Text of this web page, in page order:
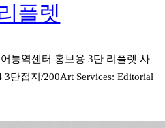
플렛
통역센터 홍보용 3단 리플렛 사
단접지/200Art Services: Editorial